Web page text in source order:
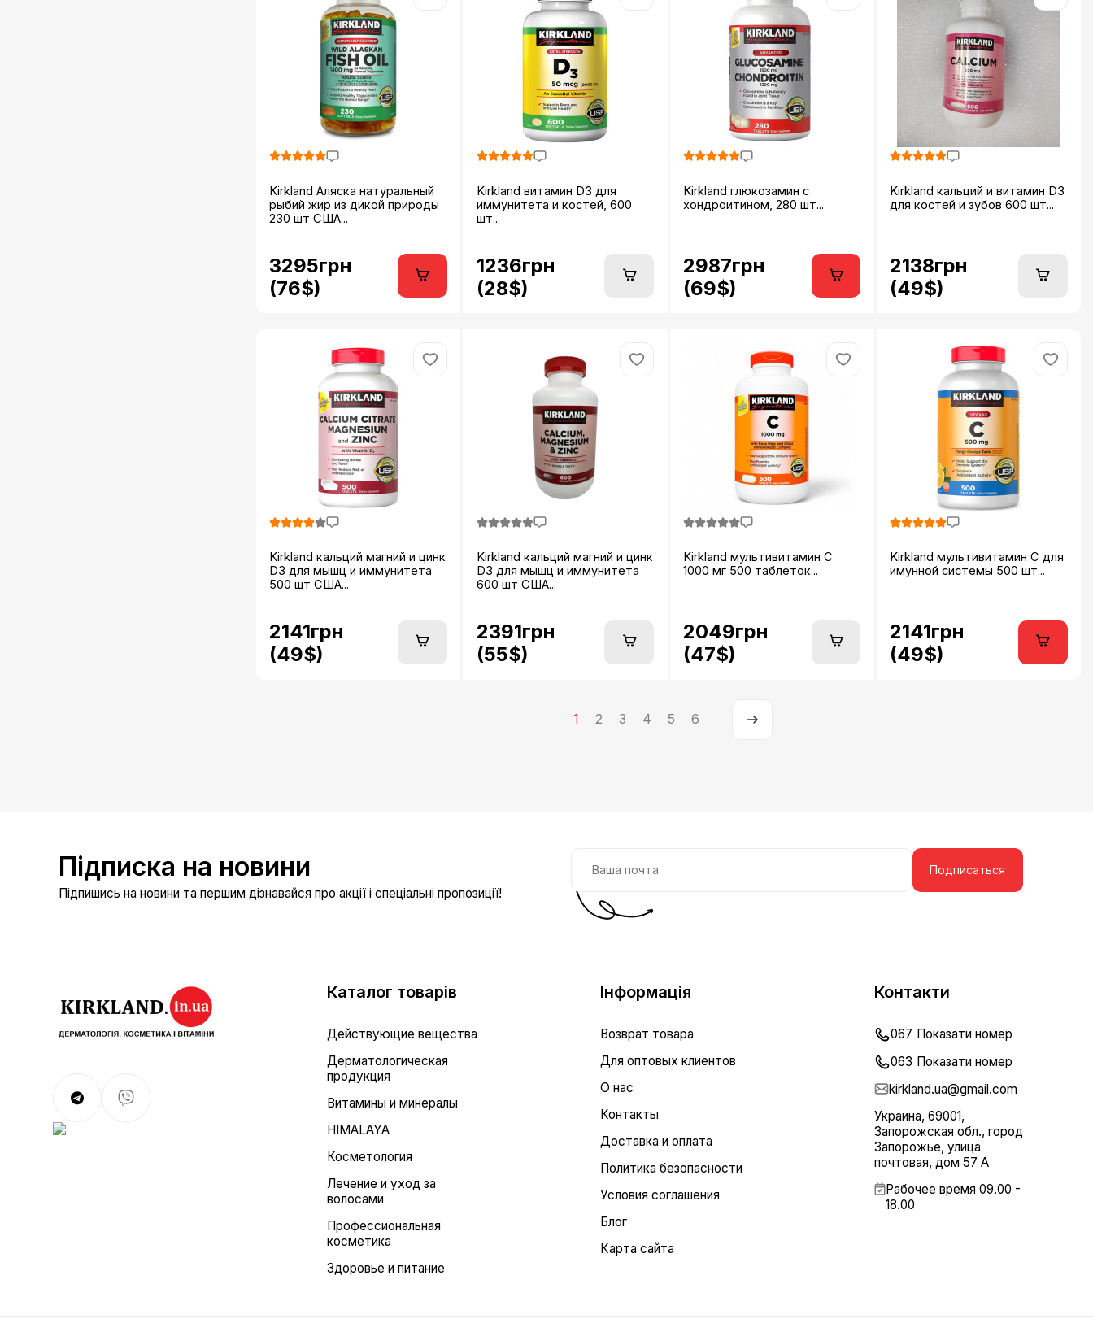
Kirkland Аляска натуральный
рыбий жир из дикой природы
230 шт США...
3295грн
(76$)
Kirkland витамин D3 для
иммунитета и костей, 600
шт...
1236грн
(28$)
Kirkland глюкозамин c
хондроитином, 280 шт...
2987грн
(69$)
Kirkland кальций и витамин D3
для костей и зубов 600 шт...
2138грн
(49$)
Kirkland кальций магний и цинк
D3 для мышц и иммунитета
500 шт США...
2141грн
(49$)
Kirkland кальций магний и цинк
D3 для мышц и иммунитета
600 шт США...
2391грн
(55$)
Kirkland мультивитамин C
1000 мг 500 таблеток...
2049грн
(47$)
Kirkland мультивитамин C для
имунной системы 500 шт...
2141грн
(49$)
1 2 3 4 5 6
Підписка на новини
Підпишись на новини та першим дізнавайся про акції і спеціальні пропозиції!
Подписаться
Каталог товарів
Действующие вещества
Дерматологическая
продукция
Витамины и минералы
HIMALAYA
Косметология
Лечение и уход за
волосами
Профессиональная
косметика
Здоровье и питание
Інформація
Возврат товара
Для оптовых клиентов
О нас
Контакты
Доставка и оплата
Политика безопасности
Условия соглашения
Блог
Карта сайта
Контакти
067 Показати номер
063 Показати номер
kirkland.ua@gmail.com
Украина, 69001,
Запорожская обл., город
Запорожье, улица
почтовая, дом 57 А
Рабочее время 09.00 -
18.00